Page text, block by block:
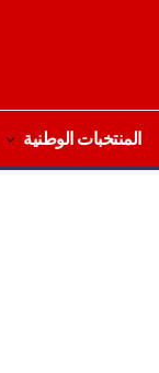
المنتخبات الوطنية